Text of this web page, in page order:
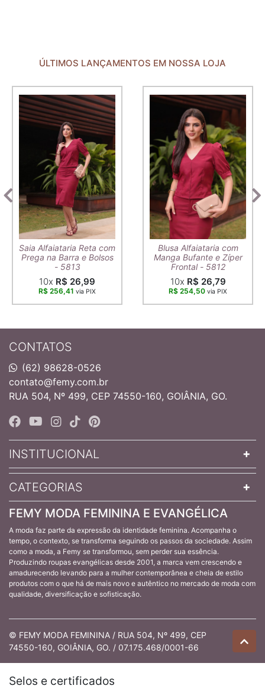
ÚLTIMOS LANÇAMENTOS EM NOSSA LOJA
Saia Alfaiataria Reta com
Prega na Barra e Bolsos
- 5813
10x R$ 26,99
R$ 256,41 via PIX
Blusa Alfaiataria com
Manga Bufante e Zíper
Frontal - 5812
10x R$ 26,79
R$ 254,50 via PIX
CONTATOS
(62) 98628-0526
contato@femy.com.br
RUA 504, Nº 499, CEP 74550-160, GOIÂNIA, GO.
INSTITUCIONAL
CATEGORIAS
FEMY MODA FEMININA E EVANGÉLICA
A moda faz parte da expressão da identidade feminina. Acompanha o
tempo, o contexto, se transforma seguindo os passos da sociedade. Assim
como a moda, a Femy se transformou, sem perder sua essência.
Produzindo roupas evangélicas desde 2001, a marca vem crescendo e
amadurecendo levando para a mulher contemporânea e cheia de estilo
produtos com o que há de mais novo e autêntico no mercado de moda com
qualidade, diversificação e sofisticação.
© FEMY MODA FEMININA / RUA 504, Nº 499, CEP
74550-160, GOIÂNIA, GO. / 07.175.468/0001-66
Selos e certificados